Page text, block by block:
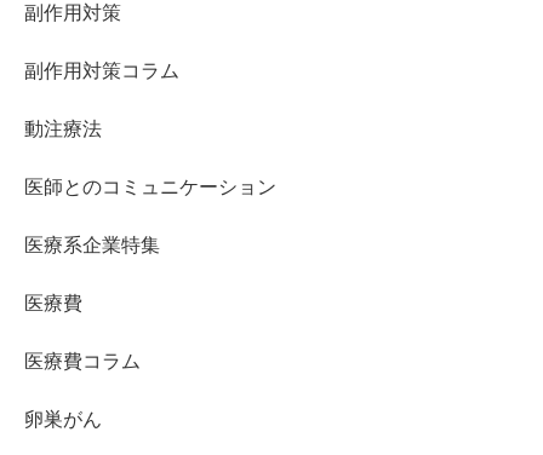
副作用対策
副作用対策コラム
動注療法
医師とのコミュニケーション
医療系企業特集
医療費
医療費コラム
卵巣がん